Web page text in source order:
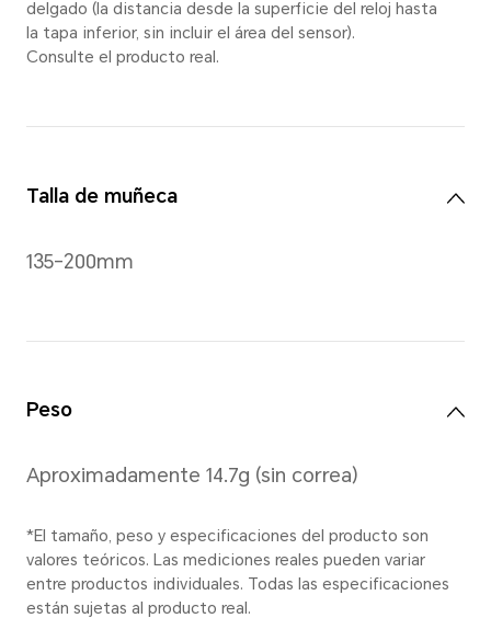
Azul,
43.2*28.2*8.99mm
*8.99 mm es el grosor del reloj
delgado (la distancia desde la